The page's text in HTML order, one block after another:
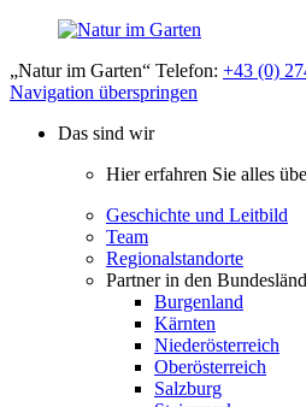
„Natur im Garten“ Telefon: +43 (0)
Navigation überspringen
Das sind wir
Hier erfahren Sie alles
Geschichte und Leitbild
Team
Regionalstandorte
Partner in den
Burgenland
Kärnten
Niederösterreich
Oberösterreich
Salzburg